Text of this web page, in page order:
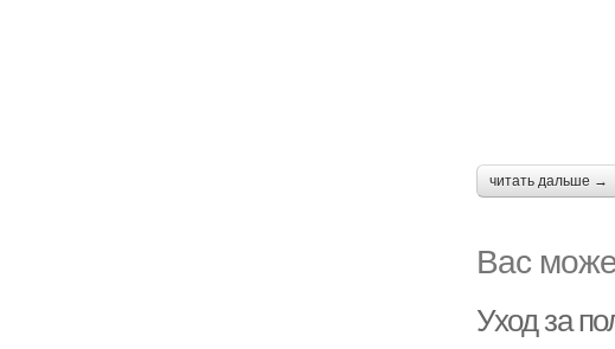
читать дальше →
Вас
Уход за